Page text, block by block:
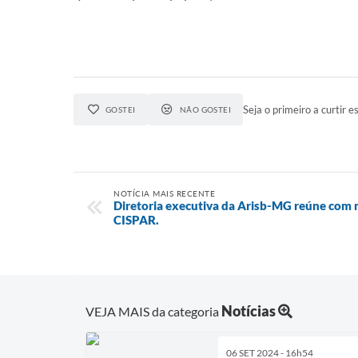
GOSTEI NÃO GOSTEI Seja o primeiro a curtir
NOTÍCIA MAIS RECENTE
Diretoria executiva da Arisb-MG reúne com
CISPAR.
VEJA MAIS da categoria Notícias
06 SET 2024 - 16h54